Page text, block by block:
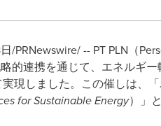
日/PRNewswire/ -- PT PLN （
的連携を通じて、エネルギ
実現しました。この催しは、「
for Sustainable Energy）」